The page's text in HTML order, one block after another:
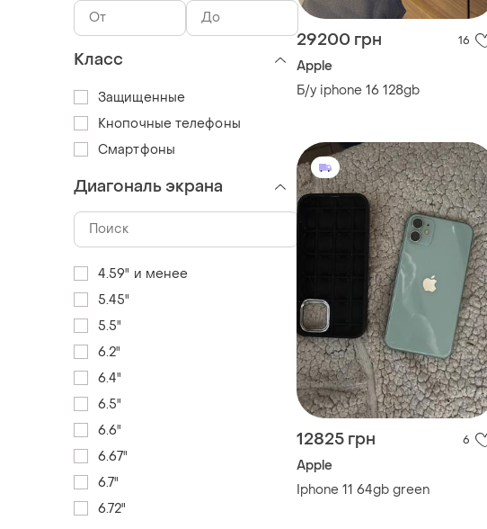
29200 грн 16
Apple
Б/у iphone 16 128gb
12825 грн 6
Apple
Iphone 11 64gb green
Класс
Защищенные
Кнопочные телефоны
Смартфоны
Диагональ экрана
4.59" и менее
5.45"
5.5"
6.2"
6.4"
6.5"
6.6"
6.67"
6.7"
6.72"